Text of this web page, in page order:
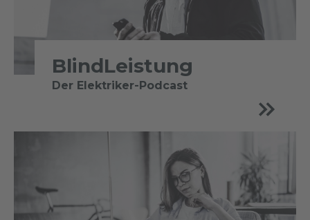
BlindLeistung
Der Elektriker-Podcast